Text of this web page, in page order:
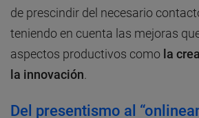
de prescindir del necesario
teniendo en cuenta las mejoras
aspectos productivos como la
la innovación.
Del presentismo al